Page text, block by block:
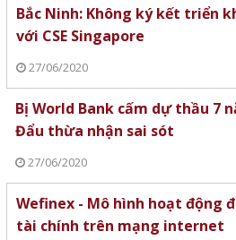
Bắc Ninh: Không ký kết triển
với CSE Singapore
27/06/2020
Bị World Bank cấm dự thầu 7
Đẩu thừa nhận sai sót
27/06/2020
Wefinex - Mô hình hoạt động
tài chính trên mạng internet